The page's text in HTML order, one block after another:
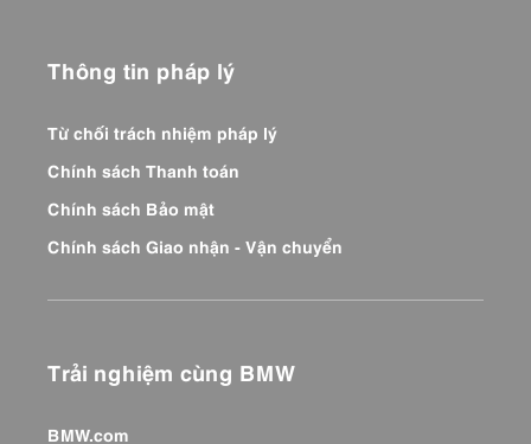
Thông tin pháp lý
Từ chối trách nhiệm pháp lý
Chính sách Thanh toán
Chính sách Bảo mật
Chính sách Giao nhận - Vận chuyển
Trải nghiệm cùng BMW
BMW.com